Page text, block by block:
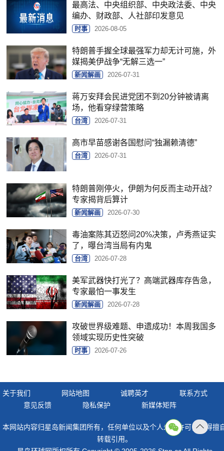
最高法、中央组织部、中央政法委、中央
编办、财政部、人社部印发意见
时事 2026-08-05
特朗普手握全球最强军力却无计可施，外
媒揭美伊战争“无解三选一”
新闻解画 2026-07-31
蒋万安拜会民进党团不到20分钟被请离
场，他看穿绿营策略
台湾 2026-07-31
高市早苗感谢各国慰问“独漏赖清德”
台湾 2026-07-31
特朗普刚停火，伊朗为何反而主动开战？
专家揭背后算计
新闻解画 2026-07-30
毒油案陈其迈怒问20%决策，卢秀燕证实
了，曝台湾当局有内鬼
台湾 2026-07-28
美军武器快打光了？高端武器库存告急，
专家最怕一事发生
新闻解画 2026-07-28
攻破世界级难题、申遗成功！本周我国多
领域实现历史性突破
时事 2026-07-26
关于我们 网站地图 诚聘英才
联系方式
意见反馈
隐私保护 新媒体矩阵
本网站内容归星岛新闻集团所有，任何单位以及个人未经许可，不得擅
转载引用。